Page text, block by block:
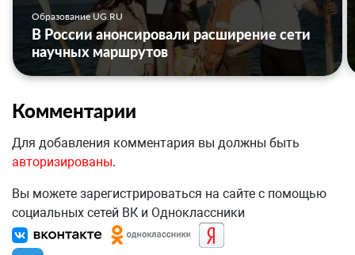
Образование UG.RU
В России анонсировали расширение сети
научных маршрутов
Комментарии
Для добавления комментария вы должны быть
авторизированы.
Вы можете зарегистрироваться на сайте с помощью
социальных сетей ВК и Одноклассники